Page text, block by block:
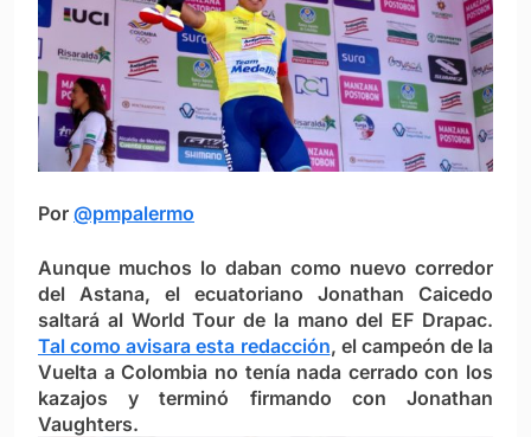
Por @pmpalermo
Aunque muchos lo daban como nuevo corredor
del Astana, el ecuatoriano Jonathan Caicedo
saltará al World Tour de la mano del EF Drapac.
Tal como avisara esta redacción, el campeón de la
Vuelta a Colombia no tenía nada cerrado con los
kazajos y terminó firmando con Jonathan
Vaughters.